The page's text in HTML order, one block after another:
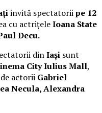
invită spectatoriipe 12
cu actrițeleIoana State
Decu.
dinIași sunt
City Iulius Mall,
actorii Gabriel
Necula, Alexandra